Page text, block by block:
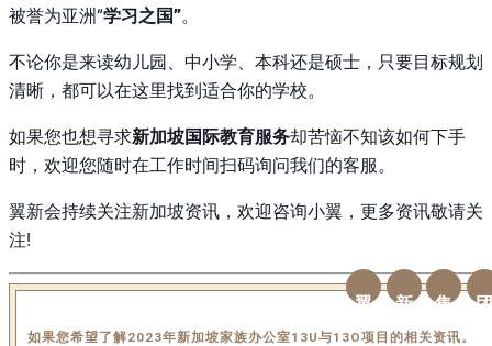
被誉为亚洲“学习之国”。
不论你是来读幼儿园、中小学、本科还是硕士，只要目标规划
清晰，都可以在这里找到适合你的学校。
如果您也想寻求新加坡国际教育服务却苦恼不知该如何下手
时，欢迎您随时在工作时间扫码询问我们的客服。
翼新会持续关注新加坡资讯，欢迎咨询小翼，更多资讯敬请关
注!
翼 新 集
如果您希望了解2023年新加坡家族办公室13U与13O项目的相关资讯。